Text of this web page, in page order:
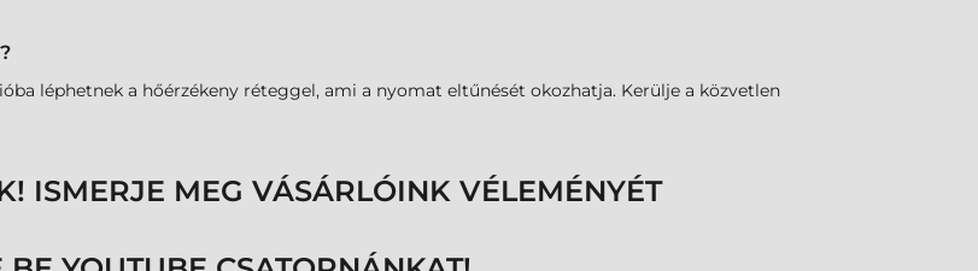
léphetnek a hőérzékeny réteggel, ami a nyomat eltűnését okozhatja. Kerülje a közvetlen
ISMERJE MEG VÁSÁRLÓINK VÉLEMÉNYÉT